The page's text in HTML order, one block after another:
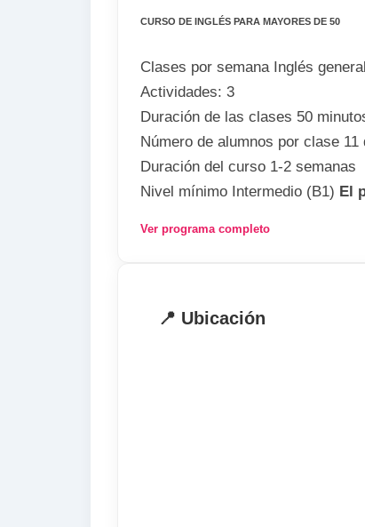
CURSO DE INGLÉS PARA MAYORES DE 50
Clases por semana Inglés
Actividades: 3
Duración de las clases 50
Número de alumnos por clase
Duración del curso 1-2 semanas
Nivel mínimo Intermedio (B1) El
. Curso de inglés
. Tasa de matrícula
Ver programa completo
📍 Ubicación